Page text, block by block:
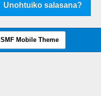
Unohtuiko salasana?
SMF Mobile Theme